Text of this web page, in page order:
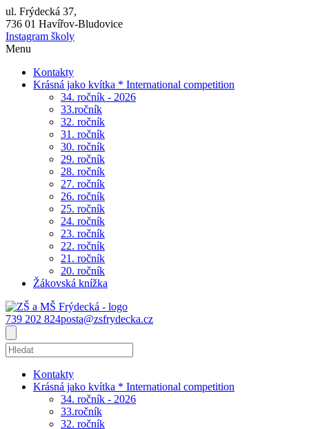
ul. Frýdecká 37,
736 01 Havířov-Bludovice
Instagram školy
Menu
Kontakty
Krásná jako kvítka * International competition
34. ročník - 2026
33.ročník
32. ročník
31. ročník
30. ročník
29. ročník
28. ročník
27. ročník
26. ročník
25. ročník
24. ročník
23. ročník
22. ročník
21. ročník
20. ročník
Žákovská knížka
739 202 824posta@zsfrydecka.cz
Kontakty
Krásná jako kvítka * International competition
34. ročník - 2026
33.ročník
32. ročník